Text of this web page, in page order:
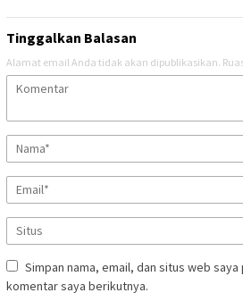
Tinggalkan Balasan
Alamat email Anda tidak akan dipublikasikan.
Simpan nama, email, dan situs web
komentar saya berikutnya.